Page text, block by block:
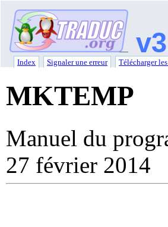
Index Signaler une erreur Télécharger
MKTEMP
Manuel du
27 février 2014